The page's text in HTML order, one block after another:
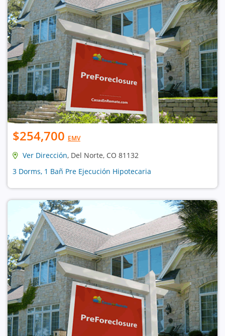
$254,700 EMV
Ver Dirección, Del Norte, CO 81132
3 Dorms, 1 Bañ Pre Ejecución Hipotecaria